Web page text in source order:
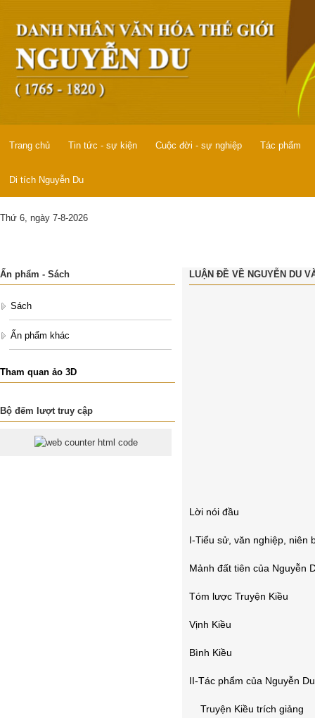
Trang chủ Tin tức - sự kiện Cuộc đời - sự nghiệp Tác phẩm
Di tích Nguyễn Du
Thứ 6, ngày 7-8-2026
Ấn phẩm - Sách
Sách
Ấn phẩm khác
Tham quan ảo 3D
Bộ đếm lượt truy cập
LUẬN ĐỀ VỀ NGUYỄN DU
Lời nói đầu
I-Tiểu sử, văn nghiệp, niên
Mảnh đất tiên của Nguyễn
Tóm lược Truyện Kiều
Vịnh Kiều
Bình Kiều
II-Tác phẩm của Nguyễn
Truyện Kiều trích giảng